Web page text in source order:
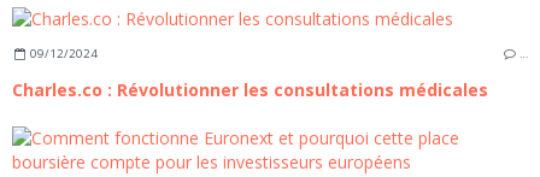
09/12/2024 …
Charles.co : Révolutionner les consultations médicales